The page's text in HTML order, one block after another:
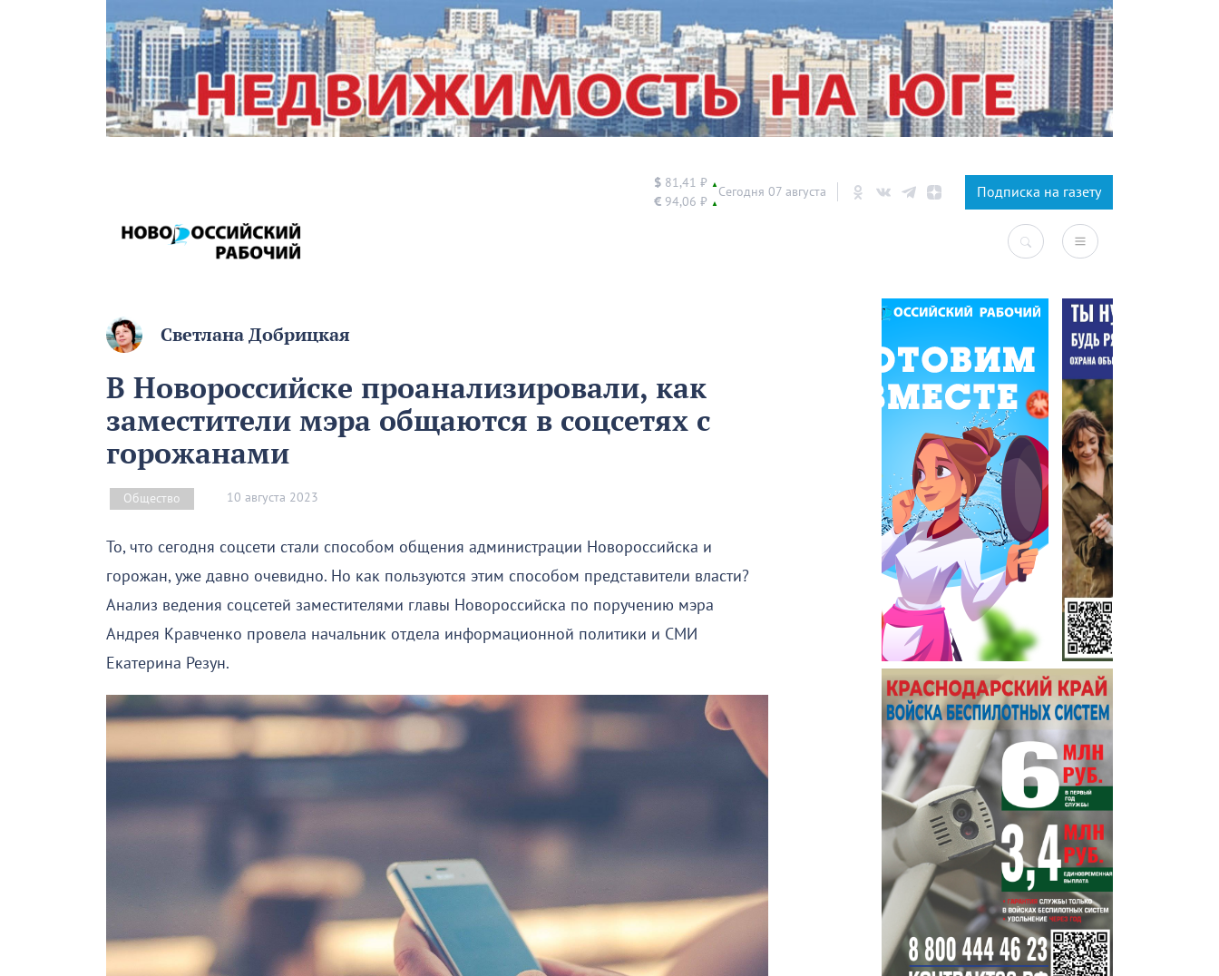
$ 81,41 ₽ ▲
€ 94,06 ₽ ▲
Сегодня 07 августа Подписка на газету
Светлана Добрицкая
В Новороссийске проанализировали, как
заместители мэра общаются в соцсетях с
горожанами
Общество 10 августа 2023
То, что сегодня соцсети стали способом общения администрации Новороссийска и
горожан, уже давно очевидно. Но как пользуются этим способом представители власти?
Анализ ведения соцсетей заместителями главы Новороссийска по поручению мэра
Андрея Кравченко провела начальник отдела информационной политики и СМИ
Екатерина Резун.